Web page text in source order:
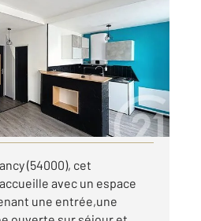
à louer
(54000), cet
avec un espace
une entrée,une